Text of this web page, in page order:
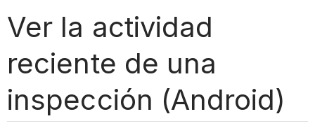
Ver la actividad
reciente de una
inspección (Android)